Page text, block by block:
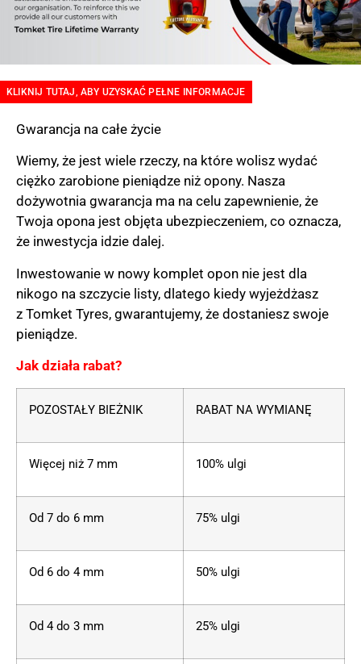
KLIKNIJ TUTAJ, ABY UZYSKAĆ ​​PEŁNE INFORMACJE
Gwarancja na całe życie
Wiemy, że jest wiele rzeczy, na które wolisz wydać
ciężko zarobione pieniądze niż opony. Nasza
dożywotnia gwarancja ma na celu zapewnienie, że
Twoja opona jest objęta ubezpieczeniem, co oznacza,
że ​​inwestycja idzie dalej.
Inwestowanie w nowy komplet opon nie jest dla
nikogo na szczycie listy, dlatego kiedy wyjeżdżasz
z Tomket Tyres, gwarantujemy, że dostaniesz swoje
pieniądze.
Jak działa rabat?
POZOSTAŁY BIEŻNIK RABAT NA WYMIANĘ
Więcej niż 7 mm 100% ulgi
Od 7 do 6 mm 75% ulgi
Od 6 do 4 mm 50% ulgi
Od 4 do 3 mm 25% ulgi